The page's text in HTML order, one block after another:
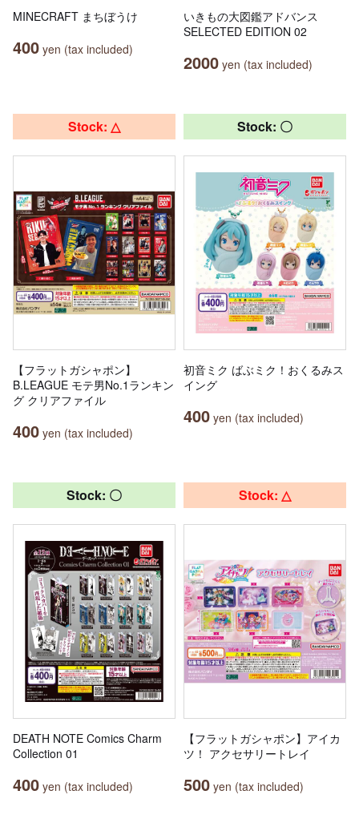
MINECRAFT まちぼうけ
400 yen (tax included)
いきもの大図鑑アドバンス
SELECTED EDITION 02
2000 yen (tax included)
Stock: △
【フラットガシャポン】
B.LEAGUE モテ男No.1ランキン
グ クリアファイル
400 yen (tax included)
Stock: 〇
初音ミク ばぶミク！おくるみス
イング
400 yen (tax included)
Stock: 〇
DEATH NOTE Comics Charm
Collection 01
400 yen (tax included)
Stock: △
【フラットガシャポン】アイカ
ツ！ アクセサリートレイ
500 yen (tax included)